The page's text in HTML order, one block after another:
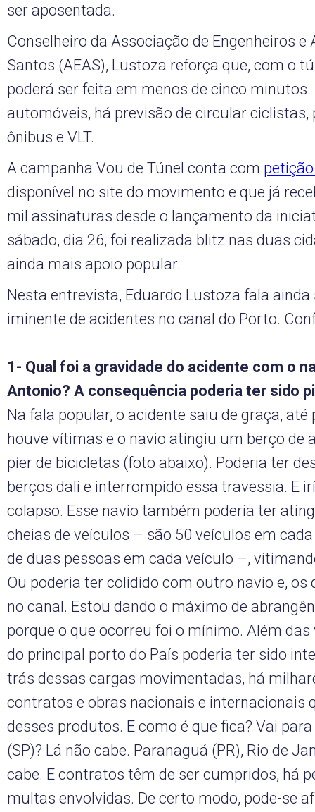
ser aposentada.
Conselheiro da Associação de Engenheiros e
Santos (AEAS), Lustoza reforça que, com o
poderá ser feita em menos de cinco minutos.
automóveis, há previsão de circular ciclistas,
ônibus e VLT.
A campanha Vou de Túnel conta com
disponível no site do movimento e que já
mil assinaturas desde o lançamento da
sábado, dia 26, foi realizada blitz nas duas
ainda mais apoio popular.
Nesta entrevista, Eduardo Lustoza fala ainda
iminente de acidentes no canal do Porto.
1- Qual foi a gravidade do acidente com o
Antonio? A consequência poderia ter sido
Na fala popular, o acidente saiu de graça, até
houve vítimas e o navio atingiu um berço de
píer de bicicletas (foto abaixo). Poderia ter
berços dali e interrompido essa travessia. E
colapso. Esse navio também poderia ter
cheias de veículos – são 50 veículos em
de duas pessoas em cada veículo –,
Ou poderia ter colidido com outro navio e, os
no canal. Estou dando o máximo de
porque o que ocorreu foi o mínimo. Além
do principal porto do País poderia ter sido
trás dessas cargas movimentadas, há
contratos e obras nacionais e internacionais
desses produtos. E como é que fica? Vai
(SP)? Lá não cabe. Paranaguá (PR), Rio de
cabe. E contratos têm de ser cumpridos, há
multas envolvidas. De certo modo, pode-se